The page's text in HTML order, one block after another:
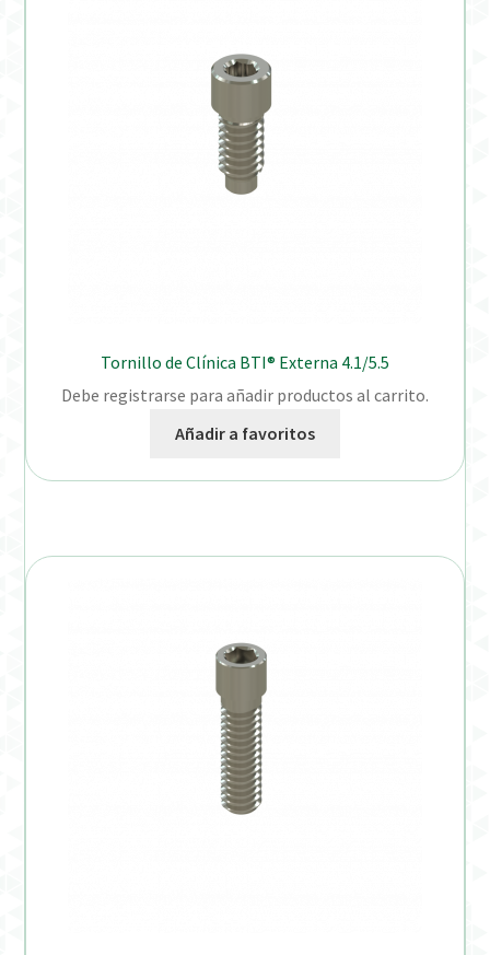
Tornillo de Clínica BTI® Externa 4.1/5.5
Debe registrarse para añadir productos al carrito.
Añadir a favoritos